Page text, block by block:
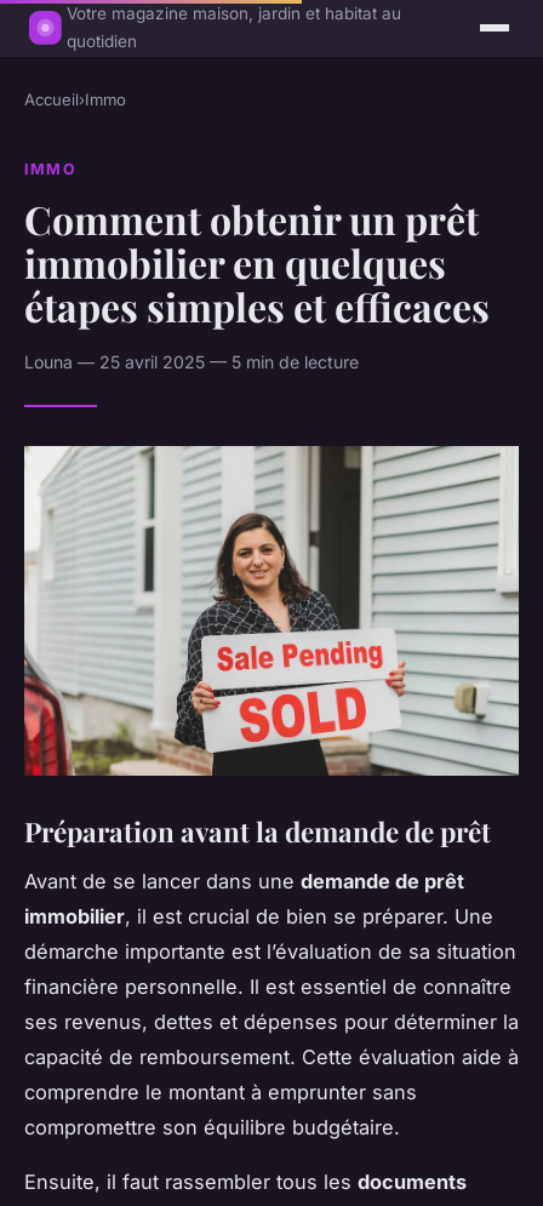
Votre magazine maison, jardin et habitat au
quotidien
Accueil›Immo
IMMO
Comment obtenir un prêt
immobilier en quelques
étapes simples et efficaces
Louna — 25 avril 2025 — 5 min de lecture
Préparation avant la demande de prêt
Avant de se lancer dans une demande de prêt
immobilier, il est crucial de bien se préparer. Une
démarche importante est l’évaluation de sa situation
financière personnelle. Il est essentiel de connaître
ses revenus, dettes et dépenses pour déterminer la
capacité de remboursement. Cette évaluation aide à
comprendre le montant à emprunter sans
compromettre son équilibre budgétaire.
Ensuite, il faut rassembler tous les documents